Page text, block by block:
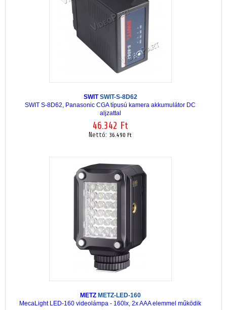
SWITSWIT-S-8D62
SWIT S-8D62, Panasonic CGA típusú kamera akkumulátor DC
aljzattal
46.342 Ft
Nettó: 36.490 Ft
METZ METZ-LED-160
MecaLight LED-160 videolámpa - 160lx, 2x AAA elemmel működik